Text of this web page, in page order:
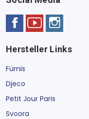
Hersteller Links
Fürnis
Djeco
Petit Jour Paris
Svoora